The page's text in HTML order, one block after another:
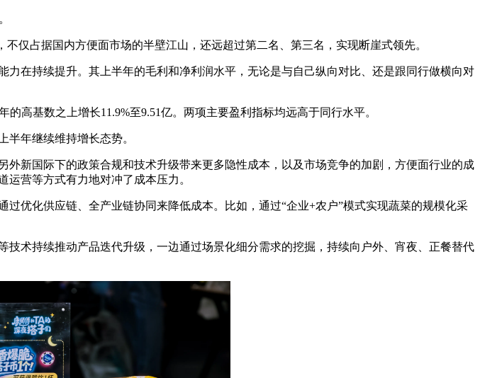
占据国内方便面市场的半壁江山，还远超过第二名、第三名，实现断崖式领先。
持续提升。其上半年的毛利和净利润水平，无论是与自己纵向对比、还是跟同行做横向对
基数之上增长11.9%至9.51亿。两项主要盈利指标均远高于同行水平。
年继续维持增长态势。
国际下的政策合规和技术升级带来更多隐性成本，以及市场竞争的加剧，方便面行业的成
营等方式有力地对冲了成本压力。
化供应链、全产业链协同来降低成本。比如，通过“企业+农户”模式实现蔬菜的规模化采
持续推动产品迭代升级，一边通过场景化细分需求的挖掘，持续向户外、宵夜、正餐替代